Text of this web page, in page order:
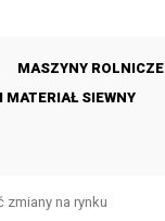
MASZYNY ROLNICZE
MATERIAŁ SIEWNY
zmiany na rynku